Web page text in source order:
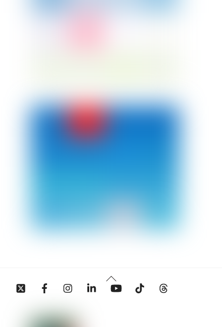
Back
To
Twitter Facebook InstagramLinkedin YouTube Tiktok